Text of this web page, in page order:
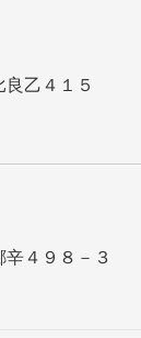
乙４１５
４９８－３